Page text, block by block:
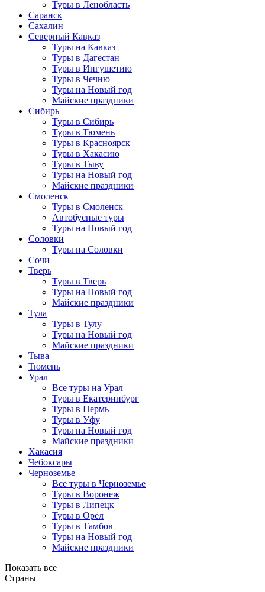
Туры в Ленобласть
Саранск
Сахалин
Северный Кавказ
Туры на Кавказ
Туры в Дагестан
Туры в Ингушетию
Туры в Чечню
Туры на Новый год
Майские праздники
Сибирь
Туры в Сибирь
Туры в Тюмень
Туры в Красноярск
Туры в Хакасию
Туры в Тыву
Туры на Новый год
Майские праздники
Смоленск
Туры в Смоленск
Автобусные туры
Туры на Новый год
Соловки
Туры на Соловки
Сочи
Тверь
Туры в Тверь
Туры на Новый год
Майские праздники
Тула
Туры в Тулу
Туры на Новый год
Майские праздники
Тыва
Тюмень
Урал
Все туры на Урал
Туры в Екатеринбург
Туры в Пермь
Туры в Уфу
Туры на Новый год
Майские праздники
Хакасия
Чебоксары
Черноземье
Все туры в Черноземье
Туры в Воронеж
Туры в Липецк
Туры в Орёл
Туры в Тамбов
Туры на Новый год
Майские праздники
Показать все
Страны